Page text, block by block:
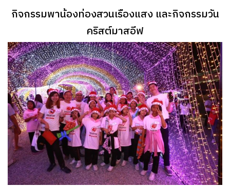
กิจกรรมพาน้องท่องสวนเรืองแสง และกิจกรรมวัน
คริสต์มาสอีฟ